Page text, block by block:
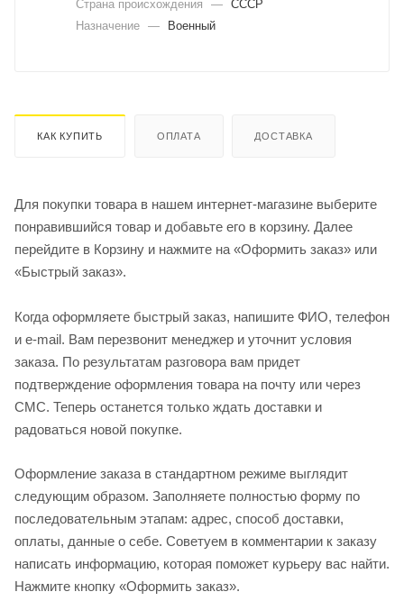
Страна происхождения
— СССР
Назначение — Военный
КАК КУПИТЬ ОПЛАТА ДОСТАВКА
Для покупки товара в нашем интернет-магазине выберите
понравившийся товар и добавьте его в корзину. Далее
перейдите в Корзину и нажмите на «Оформить заказ» или
«Быстрый заказ».
Когда оформляете быстрый заказ, напишите ФИО, телефон
и e-mail. Вам перезвонит менеджер и уточнит условия
заказа. По результатам разговора вам придет
подтверждение оформления товара на почту или через
СМС. Теперь останется только ждать доставки и
радоваться новой покупке.
Оформление заказа в стандартном режиме выглядит
следующим образом. Заполняете полностью форму по
последовательным этапам: адрес, способ доставки,
оплаты, данные о себе. Советуем в комментарии к заказу
написать информацию, которая поможет курьеру вас найти.
Нажмите кнопку «Оформить заказ».